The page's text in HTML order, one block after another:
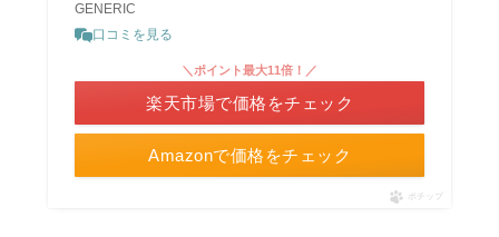
GENERIC
口コミを見る
Amazonで価格をチェック
＼ポイント最大11倍！／
楽天市場で価格をチェック
ポチップ